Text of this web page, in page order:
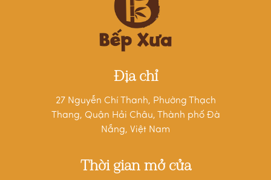
Địa chỉ
27 Nguyễn Chí Thanh, Phường Thạch
Thang, Quận Hải Châu, Thành phố Đà
Nẵng, Việt Nam
Thời gian mở cửa